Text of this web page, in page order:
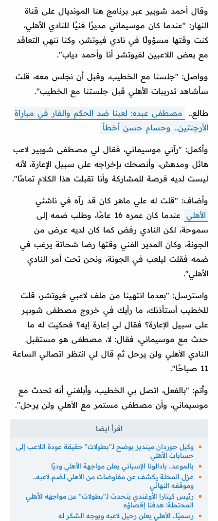
وقال أحمد شوبير عبر برنامج هنا المونديال على قناة
النهار: "عندما كان موسيماني مديرًا فنيًا للنادي الأهلي،
كنت وقتها مسؤولًا في نادي فيوتشر، وكنا ننهي التعاقد
مع بعض اللاعبين لفيوتشر أنا وأحمد دياب".
وواصل: "جلسنا مع الخطيب، وقبل أن نجلس معه، قلت
سأشاهد تدريبات الأهلي قبل جلستنا مع الخطيب".
طالع..
مصطفى عبده: لعبنا ضد الحكم والفار في مباراة
الأرجنتين.. وحسام حسن أخطأ
وأكمل: "رآني موسيماني، فقال لي مصطفى شوبير لاعب
هائل ومدهش، وأنصحك بإخراجه على سبيل الإعارة، لأنه
ليست لديه فرصة للمشاركة وأنا تقبلت هذا الكلام تمامًا".
وأضاف: "قلت له علي ماهر كان قد رآه في ناشئي
الأهلي
عندما كان عمره 16 عامًا، وطلب ضمه إلى
سموحة، لكن النادي رفض كما كان لديه عرض من
الجونة، وكان المدير الفني وقتها رضا شحاتة يرغب في
ضمه فقلت ليلعب في الجونة، ونحن تحت أمر النادي
الأهلي".
واسترسل: "بعدما انتهينا من ملف لاعبي فيوتشر، قلت
للخطيب أستأذنك، ما رأيك في خروج مصطفى شوبير
على سبيل الإعارة؟ فقال لي إعارة إيه؟ فحكيت له ما
حدث مع موسيماني، فقال: لا، مصطفى هو مستقبل
النادي الأهلي ولن يرحل ثم قال لي انتظر اتصالي الساعة
11 صباحًا".
وأتم: "بالفعل، اتصل بي الخطيب، وأبلغني أنه تحدث مع
موسيماني، وأن مصطفى مستمر مع الأهلي ولن يرحل".
وكيل جوردان مينديز يوضح لـ"بطولات" حقيقة عودة اللاعب إلى
حسابات الأهلي
بالموعد.. بادالونا الإسباني يعلن مواجهة الأهلي وديًا
غزل المحلة يكشف عن مفاوضات من الأهلي لضم لاعبه..
وموقفه النهائي
رئيس كيتارا الأوغندي يتحدث لـ"بطولات" عن مواجهة الأهلي
المحتملة: هدفنا إقصاؤه
رسميًا.. الأهلي يعلن رحيل لاعبه ويوجه الشكر له